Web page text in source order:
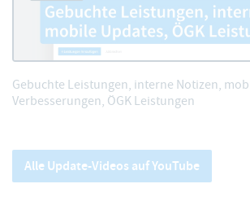
Gebuchte Leistungen, interne Notizen,
Verbesserungen, ÖGK Leistungen
Alle Update-Videos auf YouTube